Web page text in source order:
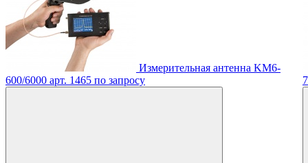
Измерительная антенна KM6-
600/6000 арт. 1465 по запросу